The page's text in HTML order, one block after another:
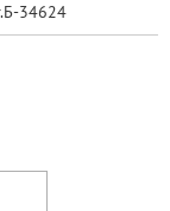
34624